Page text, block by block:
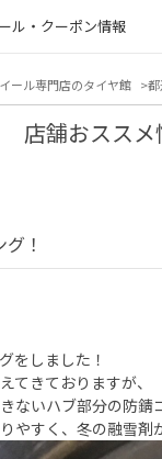
ル・クーポン情報
ール専門店のタイヤ館
店舗おススメ
！
をしました！
てきておりますが、
ないハブ部分の防錆
やすく、冬の融雪剤